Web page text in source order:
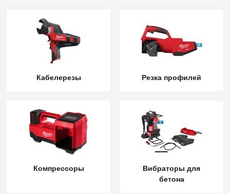
Кабелерезы Резка профилей
Компрессоры
Вибраторы для
бетона